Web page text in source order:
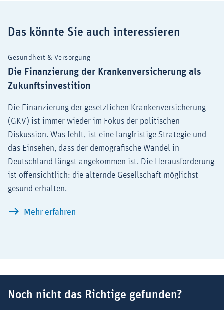
Das könnte Sie auch interessieren
Gesundheit & Versorgung
Die Finanzierung der Krankenversicherung als
Zukunftsinvestition
Die Finanzierung der gesetzlichen Krankenversicherung
(GKV) ist immer wieder im Fokus der politischen
Diskussion. Was fehlt, ist eine langfristige Strategie und
das Einsehen, dass der demografische Wandel in
Deutschland längst angekommen ist. Die Herausforderung
ist offensichtlich: die alternde Gesellschaft möglichst
gesund erhalten.
Mehr erfahren
Noch nicht das Richtige gefunden?